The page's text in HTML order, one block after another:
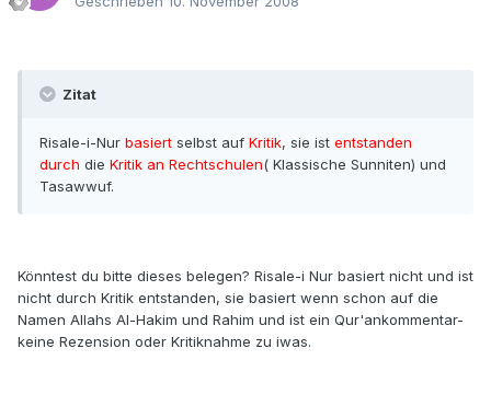
Zitat
Risale-i-Nur basiert selbst auf Kritik, sie ist entstanden
durch die Kritik an Rechtschulen( Klassische Sunniten) und
Tasawwuf.
Könntest du bitte dieses belegen? Risale-i Nur basiert nicht und ist
nicht durch Kritik entstanden, sie basiert wenn schon auf die
Namen Allahs Al-Hakim und Rahim und ist ein Qur'ankommentar-
keine Rezension oder Kritiknahme zu iwas.